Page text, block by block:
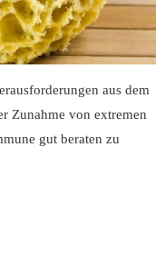
aus dem
Zunahme von extremen
gut beraten zu